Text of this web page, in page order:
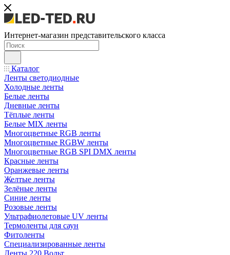
Интернет-магазин представительского класса
Каталог
Ленты светодиодные
Холодные ленты
Белые ленты
Дневные ленты
Тёплые ленты
Белые MIX ленты
Многоцветные RGB ленты
Многоцветные RGBW ленты
Многоцветные RGB SPI DMX ленты
Красные ленты
Оранжевые ленты
Желтые ленты
Зелёные ленты
Синие ленты
Розовые ленты
Ультрафиолетовые UV ленты
Термоленты для саун
Фитоленты
Специализированные ленты
Ленты 220 Вольт